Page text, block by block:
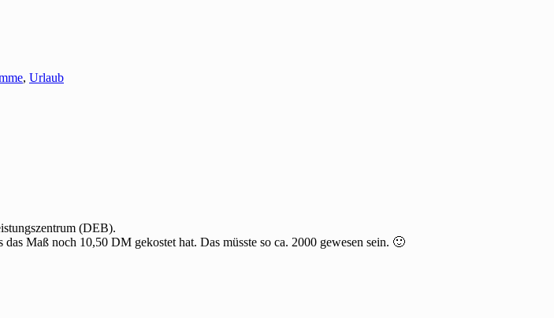
, Urlaub
(DEB).
Maß noch 10,50 DM gekostet hat. Das müsste so ca. 2000 gewesen sein. 🙂